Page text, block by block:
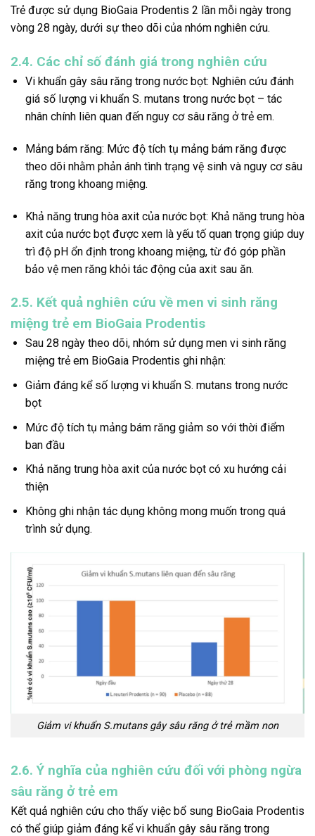
Trẻ được sử dụng BioGaia Prodentis 2 lần mỗi ngày trong
vòng 28 ngày, dưới sự theo dõi của nhóm nghiên cứu.
2.4. Các chỉ số đánh giá trong nghiên cứu
Vi khuẩn gây sâu răng trong nước bọt: Nghiên cứu đánh
giá số lượng vi khuẩn S. mutans trong nước bọt – tác
nhân chính liên quan đến nguy cơ sâu răng ở trẻ em.
Mảng bám răng: Mức độ tích tụ mảng bám răng được
theo dõi nhằm phản ánh tình trạng vệ sinh và nguy cơ sâu
răng trong khoang miệng.
Khả năng trung hòa axit của nước bọt: Khả năng trung hòa
axit của nước bọt được xem là yếu tố quan trọng giúp duy
trì độ pH ổn định trong khoang miệng, từ đó góp phần
bảo vệ men răng khỏi tác động của axit sau ăn.
2.5. Kết quả nghiên cứu về men vi sinh răng
miệng trẻ em BioGaia Prodentis
Sau 28 ngày theo dõi, nhóm sử dụng men vi sinh răng
miệng trẻ em BioGaia Prodentis ghi nhận:
Giảm đáng kể số lượng vi khuẩn S. mutans trong nước
bọt
Mức độ tích tụ mảng bám răng giảm so với thời điểm
ban đầu
Khả năng trung hòa axit của nước bọt có xu hướng cải
thiện
Không ghi nhận tác dụng không mong muốn trong quá
trình sử dụng.
Giảm vi khuẩn S.mutans gây sâu răng ở trẻ mầm non
2.6. Ý nghĩa của nghiên cứu đối với phòng ngừa
sâu răng ở trẻ em
Kết quả nghiên cứu cho thấy việc bổ sung BioGaia Prodentis
có thể giúp giảm đáng kể vi khuẩn gây sâu răng trong